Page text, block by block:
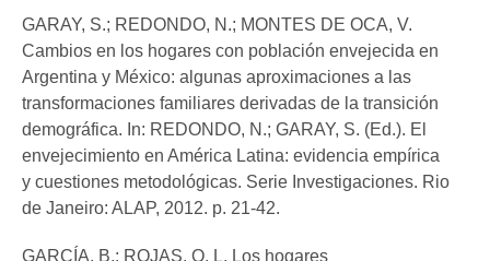
GARAY, S.; REDONDO, N.; MONTES DE OCA, V.
Cambios en los hogares con población envejecida en
Argentina y México: algunas aproximaciones a las
transformaciones familiares derivadas de la transición
demográfica. In: REDONDO, N.; GARAY, S. (Ed.). El
envejecimiento en América Latina: evidencia empírica
y cuestiones metodológicas. Serie Investigaciones. Rio
de Janeiro: ALAP, 2012. p. 21-42.
GARCÍA, B.; ROJAS, O. L. Los hogares